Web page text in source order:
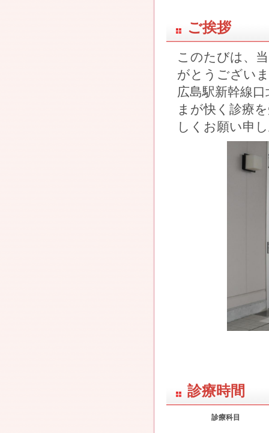
ご挨拶
このたびは、
がとうござい
広島駅新幹線
まが快く診療
しくお願い申
診療時間
診療科目